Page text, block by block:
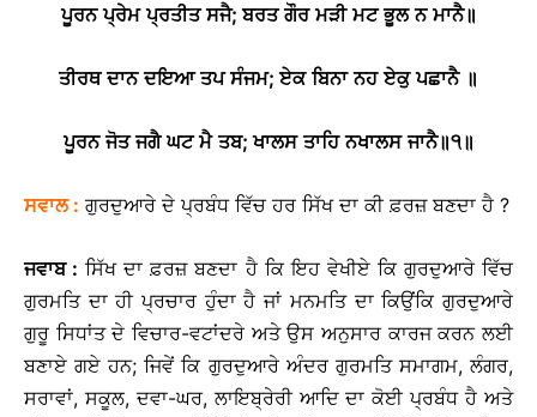
ਪੂਰਨ ਪ੍ਰੇਮ ਪ੍ਰਤੀਤ ਸਜੈ;ਬਰਤ ਗੌਰ ਮੜੀ ਮਟ ਭੂਲ ਨ ਮਾਨੈ॥
ਤੀਰਥ ਦਾਨ ਦਇਆ ਤਪ ਸੰਜਮ;ਏਕ ਬਿਨਾ ਨਹ ਏਕੁ ਪਛਾਨੈ ॥
ਪੂਰਨ ਜੋਤ ਜਗੈ ਘਟ ਮੈ ਤਬ;ਖਾਲਸ ਤਾਹਿ ਨਖਾਲਸ ਜਾਨੈ॥੧॥
ਸਵਾਲ: ਗੁਰਦੁਆਰੇ ਦੇ ਪ੍ਰਬੰਧ ਵਿੱਚ ਹਰ ਸਿੱਖ ਦਾ ਕੀ ਫ਼ਰਜ਼ ਬਣਦਾ ਹੈ ?
ਜਵਾਬ: ਸਿੱਖ ਦਾ ਫ਼ਰਜ਼ ਬਣਦਾ ਹੈ ਕਿ ਇਹ ਵੇਖੀਏ ਕਿ ਗੁਰਦੁਆਰੇ ਵਿੱਚ
ਗੁਰਮਤਿ ਦਾ ਹੀ ਪ੍ਰਚਾਰ ਹੁੰਦਾ ਹੈ ਜਾਂ ਮਨਮਤਿ ਦਾ ਕਿਉਂਕਿ ਗੁਰਦੁਆਰੇ
ਗੁਰੂ ਸਿਧਾਂਤ ਦੇ ਵਿਚਾਰ-ਵਟਾਂਦਰੇ ਅਤੇ ਉਸ ਅਨੁਸਾਰ ਕਾਰਜ ਕਰਨ ਲਈ
ਬਣਾਏ ਗਏ ਹਨ; ਜਿਵੇਂ ਕਿ ਗੁਰਦੁਆਰੇ ਅੰਦਰ ਗੁਰਮਤਿ ਸਮਾਗਮ, ਲੰਗਰ,
ਸਰਾਵਾਂ, ਸਕੂਲ, ਦਵਾ-ਘਰ, ਲਾਇਬ੍ਰੇਰੀ ਆਦਿ ਦਾ ਕੋਈ ਪ੍ਰਬੰਧ ਹੈ ਅਤੇ